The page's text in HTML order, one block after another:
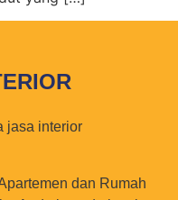
jasa interior
dan Rumah